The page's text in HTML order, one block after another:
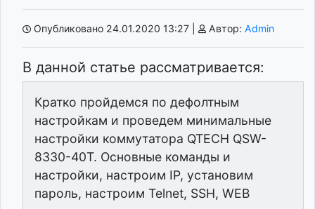
Опубликовано 24.01.2020 13:27 Автор: Admin
В данной статье рассматривается:
Кратко пройдемся по дефолтным
настройкам и проведем минимальные
настройки коммутатора QTECH QSW-
8330-40T. Основные команды и
настройки, настроим IP, установим
пароль, настроим Telnet, SSH, WEB